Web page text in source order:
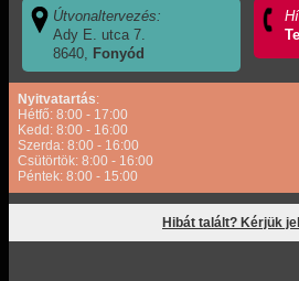
Útvonaltervezés:
Ady E. utca 7.
8640, Fonyód
Nyitvatartás:
Hétfő: 8:00 - 17:00
Kedd: 8:00 - 16:00
Szerda: 8:00 - 16:00
Csütörtök: 8:00 - 16:00
Péntek: 8:00 - 15:00
Hibát talált? Kérjük